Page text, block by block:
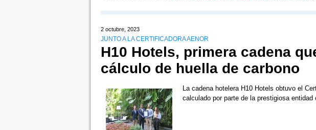
2 octubre, 2023
JUNTO A LA CERTIFICADORA AENOR
H10 Hotels, primera cadena
cálculo de huella de carbono
La cadena hotelera H10 Hotels obtuvo el
calculado por parte de la prestigiosa